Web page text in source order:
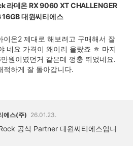
라데온 RX 9060 XT CHALLENGER
16GB 대원씨티에스
이온2 제대로 해보려고 구매해서 잘
네요 가격이 왜이리 올랐죠 ㅎ 마지
원이였던거 같은데 껑충 뛰었네요.
적하게 잘 돌아갑니다.
에스(주) 26.01.23.
공식 Partner 대원씨티에스입니